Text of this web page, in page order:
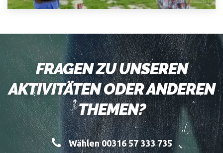
FRAGEN ZU UNSEREN
AKTIVITÄTEN ODER ANDEREN
THEMEN?
Wählen 00316 57 333 735